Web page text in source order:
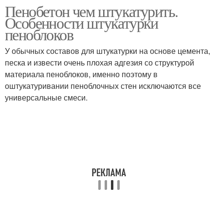
Пенобетон чем штукатурить.
Особенности штукатурки
пеноблоков
У обычных составов для штукатурки на основе цемента,
песка и извести очень плохая адгезия со структурой
материала пеноблоков, именно поэтому в
оштукатуривании пеноблочных стен исключаются все
универсальные смеси.